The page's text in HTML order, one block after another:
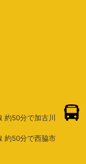
約50分で加古川
約50分で西脇市